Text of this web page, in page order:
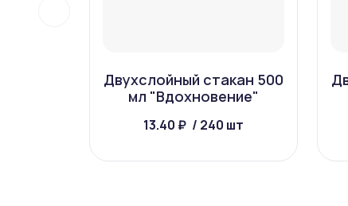
Двухслойный стакан 500
мл "Вдохновение"
13.40 ₽ / 240 шт